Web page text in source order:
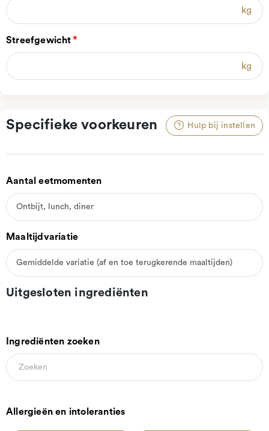
kg
Streefgewicht
kg
Hulp bij instellen
Specifieke voorkeuren
Aantal eetmomenten
Maaltijdvariatie
Uitgesloten ingrediënten
Ingrediënten zoeken
Allergieën en intoleranties